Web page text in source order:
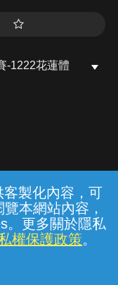
製化內容，可
本網站內容，
。更多關於隱私
權保護政策。
-1222花蓮體
款 隱私權保護
庭分公司
2026